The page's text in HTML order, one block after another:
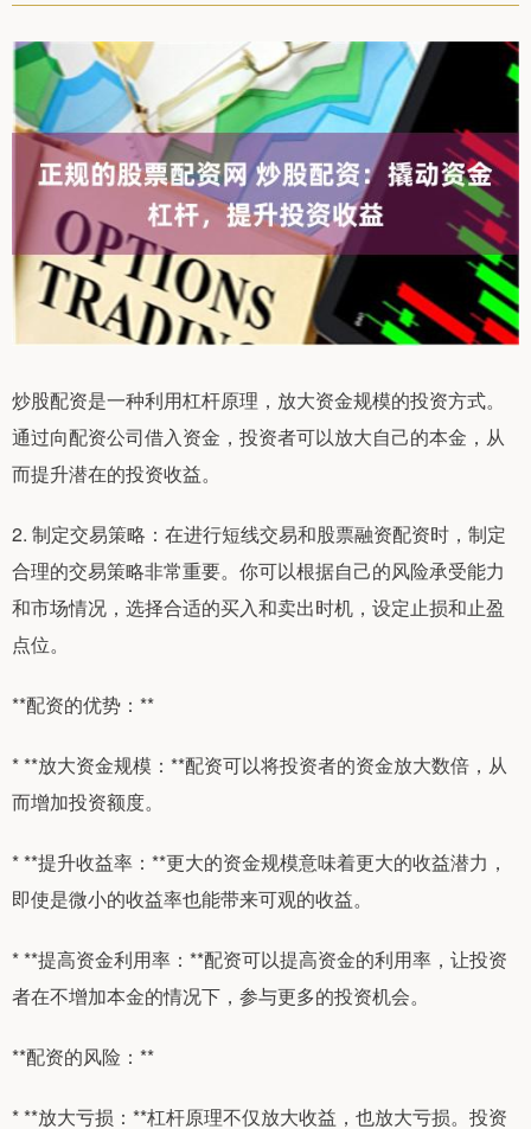
炒股配资是一种利用杠杆原理，放大资金规模的投资方式。
通过向配资公司借入资金，投资者可以放大自己的本金，从
而提升潜在的投资收益。
2. 制定交易策略：在进行短线交易和股票融资配资时，制定
合理的交易策略非常重要。你可以根据自己的风险承受能力
和市场情况，选择合适的买入和卖出时机，设定止损和止盈
点位。
**配资的优势：**
* **放大资金规模：**配资可以将投资者的资金放大数倍，从
而增加投资额度。
* **提升收益率：**更大的资金规模意味着更大的收益潜力，
即使是微小的收益率也能带来可观的收益。
* **提高资金利用率：**配资可以提高资金的利用率，让投资
者在不增加本金的情况下，参与更多的投资机会。
**配资的风险：**
* **放大亏损：**杠杆原理不仅放大收益，也放大亏损。投资